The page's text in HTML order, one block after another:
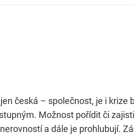
česká – společnost, je i krize
Možnost pořídit či
a dále je prohlubují.